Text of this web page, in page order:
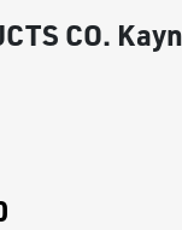
CO.